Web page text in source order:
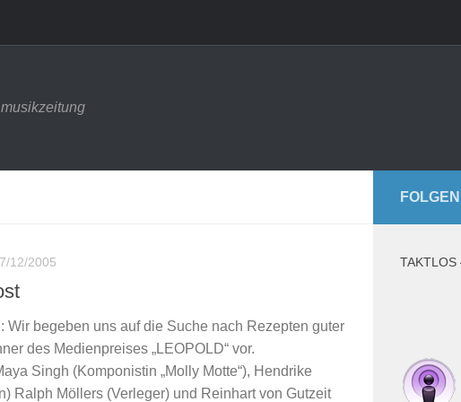
12/2005
begeben uns auf die Suche nach Rezepten guter
des Medienpreises „LEOPOLD“ vor.
Singh (Komponistin „Molly Motte“), Hendrike
Ralph Möllers (Verleger) und Reinhart von Gutzeit
TAKTLOS